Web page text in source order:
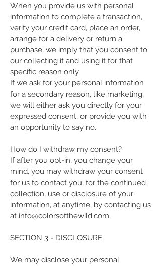
When you provide us with personal
information to complete a transaction,
verify your credit card, place an order,
arrange for a delivery or return a
purchase, we imply that you consent to
our collecting it and using it for that
specific reason only.
If we ask for your personal information
for a secondary reason, like marketing,
we will either ask you directly for your
expressed consent, or provide you with
an opportunity to say no.
How do I withdraw my consent?
If after you opt-in, you change your
mind, you may withdraw your consent
for us to contact you, for the continued
collection, use or disclosure of your
information, at anytime, by contacting us
at info@colorsofthewild.com.
SECTION 3 - DISCLOSURE
We may disclose your personal